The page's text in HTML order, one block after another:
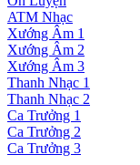
ATM Nhạc
Xướng Âm 1
Xướng Âm 2
Xướng Âm 3
Thanh Nhạc 1
Thanh Nhạc 2
Ca Trưởng 1
Ca Trưởng 2
Ca Trưởng 3